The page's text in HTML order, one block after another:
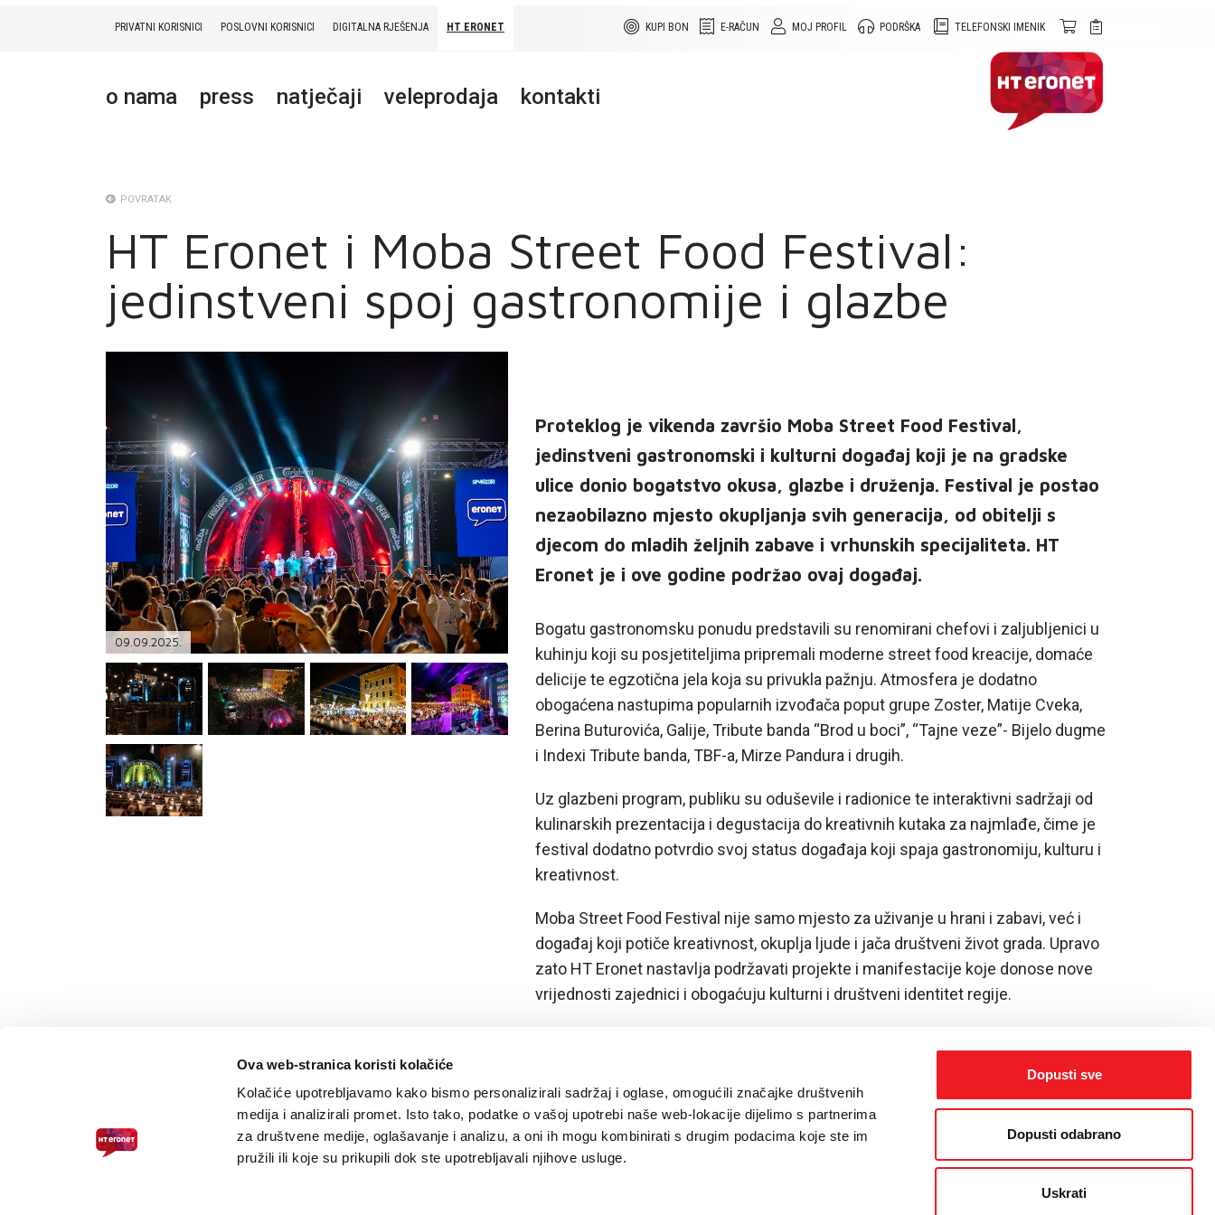
Ova web-stranica koristi kolačiće
Kolačiće upotrebljavamo kako bismo personalizirali sadržaj i oglase, omogućili značajke društvenih
medija i analizirali promet. Isto tako, podatke o vašoj upotrebi naše web-lokacije dijelimo s partnerima
za društvene medije, oglašavanje i analizu, a oni ih mogu kombinirati s drugim podacima koje ste im
pružili ili koje su prikupili dok ste upotrebljavali njihove usluge.
Dopusti sve
Dopusti odabrano
Uskrati
TELEFONSKI IMENIK
PODRŠKA
MOJ PROFIL
E-RAČUN
KUPI BON
PRIVATNI KORISNICI POSLOVNI KORISNICI DIGITALNA RJEŠENJA HT ERONET
o nama press natječaji veleprodaja kontakti
MOJ PROFIL
TELEFONSKI IMENIK
POVRATAK
HT Eronet i Moba Street Food Festival:
jedinstveni spoj gastronomije i glazbe
09.09.2025.
Proteklog je vikenda završio Moba Street Food Festival,
jedinstveni gastronomski i kulturni događaj koji je na gradske
ulice donio bogatstvo okusa, glazbe i druženja. Festival je postao
nezaobilazno mjesto okupljanja svih generacija, od obitelji s
djecom do mladih željnih zabave i vrhunskih specijaliteta. HT
Eronet je i ove godine podržao ovaj događaj.
Bogatu gastronomsku ponudu predstavili su renomirani chefovi i zaljubljenici u
kuhinju koji su posjetiteljima pripremali moderne street food kreacije, domaće
delicije te egzotična jela koja su privukla pažnju. Atmosfera je dodatno
obogaćena nastupima popularnih izvođača poput grupe Zoster, Matije Cveka,
Berina Buturovića, Galije, Tribute banda “Brod u boci”, “Tajne veze”- Bijelo dugme
i Indexi Tribute banda, TBF-a, Mirze Pandura i drugih.
Uz glazbeni program, publiku su oduševile i radionice te interaktivni sadržaji od
kulinarskih prezentacija i degustacija do kreativnih kutaka za najmlađe, čime je
festival dodatno potvrdio svoj status događaja koji spaja gastronomiju, kulturu i
kreativnost.
Moba Street Food Festival nije samo mjesto za uživanje u hrani i zabavi, već i
događaj koji potiče kreativnost, okuplja ljude i jača društveni život grada. Upravo
zato HT Eronet nastavlja podržavati projekte i manifestacije koje donose nove
vrijednosti zajednici i obogaćuju kulturni i društveni identitet regije.